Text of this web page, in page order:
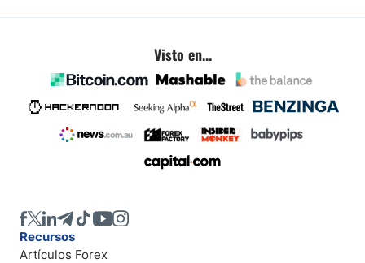
Visto en...
Recursos
Artículos Forex